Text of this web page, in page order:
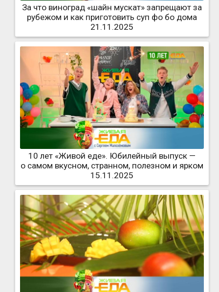
За что виноград «шайн мускат» запрещают за
рубежом и как приготовить суп фо бо дома
21.11.2025
10 лет «Живой еде». Юбилейный выпуск —
о самом вкусном, странном, полезном и ярком
15.11.2025